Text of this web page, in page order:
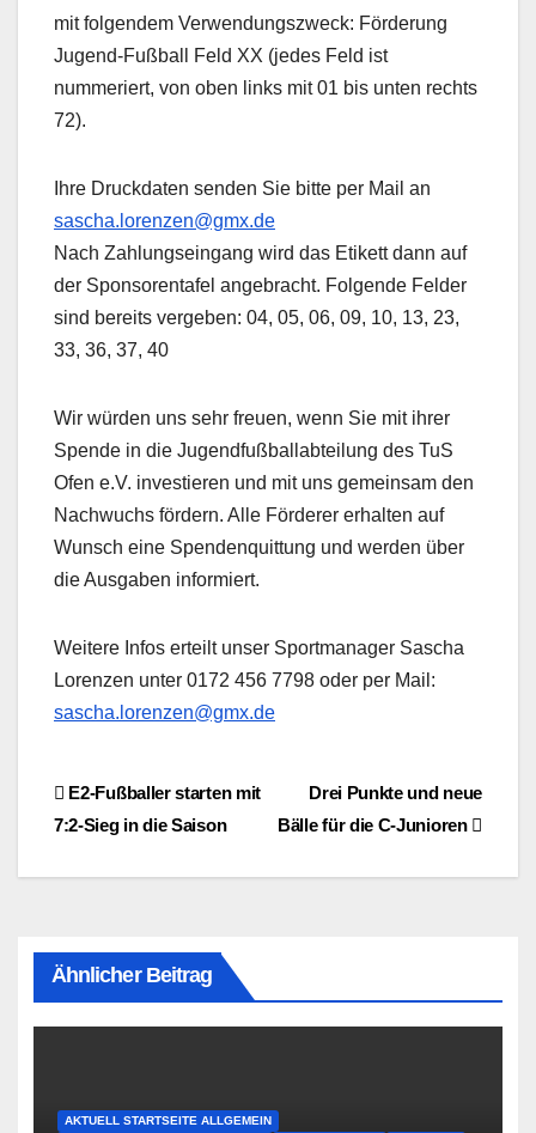
mit folgendem Verwendungszweck: Förderung
Jugend-Fußball Feld XX (jedes Feld ist
nummeriert, von oben links mit 01 bis unten rechts
72).
Ihre Druckdaten senden Sie bitte per Mail an
sascha.lorenzen@gmx.de
Nach Zahlungseingang wird das Etikett dann auf
der Sponsorentafel angebracht. Folgende Felder
sind bereits vergeben: 04, 05, 06, 09, 10, 13, 23,
33, 36, 37, 40
Wir würden uns sehr freuen, wenn Sie mit ihrer
Spende in die Jugendfußballabteilung des TuS
Ofen e.V. investieren und mit uns gemeinsam den
Nachwuchs fördern. Alle Förderer erhalten auf
Wunsch eine Spendenquittung und werden über
die Ausgaben informiert.
Weitere Infos erteilt unser Sportmanager Sascha
Lorenzen unter 0172 456 7798 oder per Mail:
sascha.lorenzen@gmx.de
BeitragsnavigationDrei Punkte und neue
Bälle für die C-Junioren
E2-Fußballer starten mit
7:2-Sieg in die Saison
Ähnlicher Beitrag
AKTUELL STARTSEITE ALLGEMEIN